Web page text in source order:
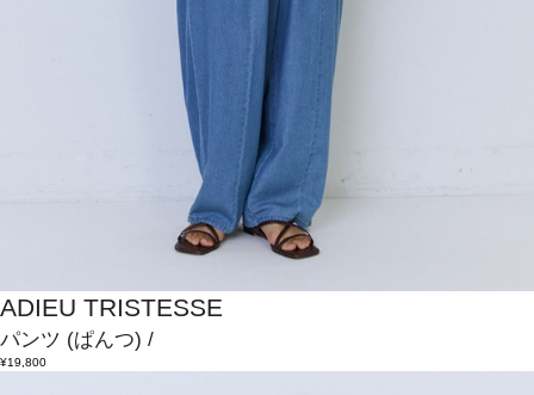
ADIEU TRISTESSE
パンツ (ぱんつ) /
¥19,800